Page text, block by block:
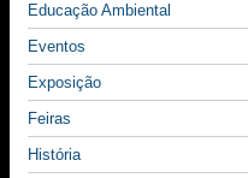
Educação Ambiental
Eventos
Exposição
Feiras
História